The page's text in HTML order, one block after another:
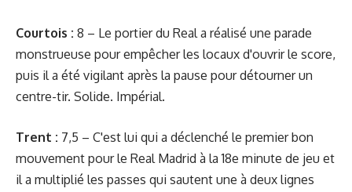
Courtois : 8 – Le portier du Real a réalisé une parade
monstrueuse pour empêcher les locaux d'ouvrir le score,
puis il a été vigilant après la pause pour détourner un
centre-tir. Solide. Impérial.
Trent : 7,5 – C'est lui qui a déclenché le premier bon
mouvement pour le Real Madrid à la 18e minute de jeu et
il a multiplié les passes qui sautent une à deux lignes